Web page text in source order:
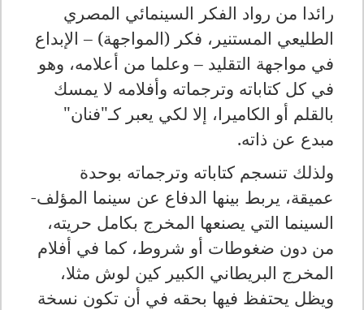
رائدا من رواد الفكر السينمائي المصري
الطليعي المستنير، فكر (المواجهة) – الإبداع
في مواجهة التقليد – وعلما من أعلامه، وهو
في كل كتاباته وترجماته وأفلامه لا يمسك
بالقلم أو الكاميرا، إلا لكي يعبر كـ"فنان"
مبدع عن ذاته.
ولذلك تنسجم كتاباته وترجماته بوحدة
عميقة، يربط بينها الدفاع عن سينما المؤلف-
السينما التي يصنعها المخرج بكامل حريته،
من دون ضغوطات أو شروط، كما في أفلام
المخرج البريطاني الكبير كين لوش مثلا،
ويظل يحتفظ فيها بحقه في أن تكون نسخة